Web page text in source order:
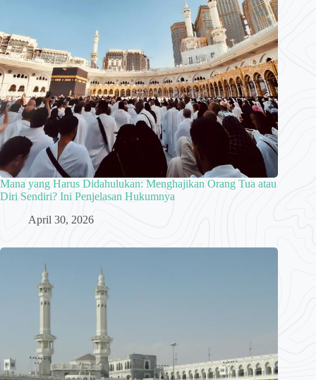
Mana yang Harus Didahulukan: Menghajikan Orang Tua atau
Diri Sendiri? Ini Penjelasan Hukumnya
April 30, 2026